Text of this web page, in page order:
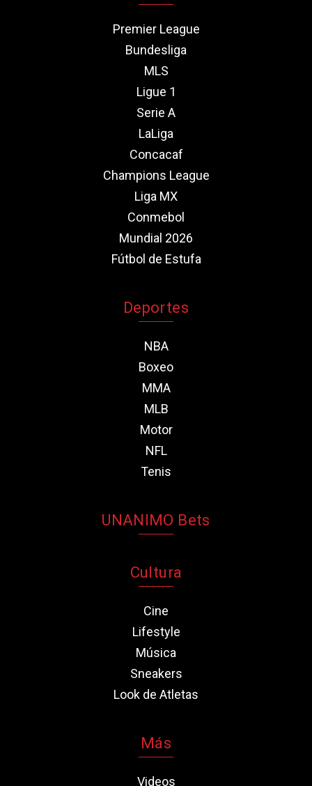
Premier League
Bundesliga
MLS
Ligue 1
Serie A
LaLiga
Concacaf
Champions League
Liga MX
Conmebol
Mundial 2026
Fútbol de Estufa
Deportes
NBA
Boxeo
MMA
MLB
Motor
NFL
Tenis
UNANIMO Bets
Cultura
Cine
Lifestyle
Música
Sneakers
Look de Atletas
Más
Videos